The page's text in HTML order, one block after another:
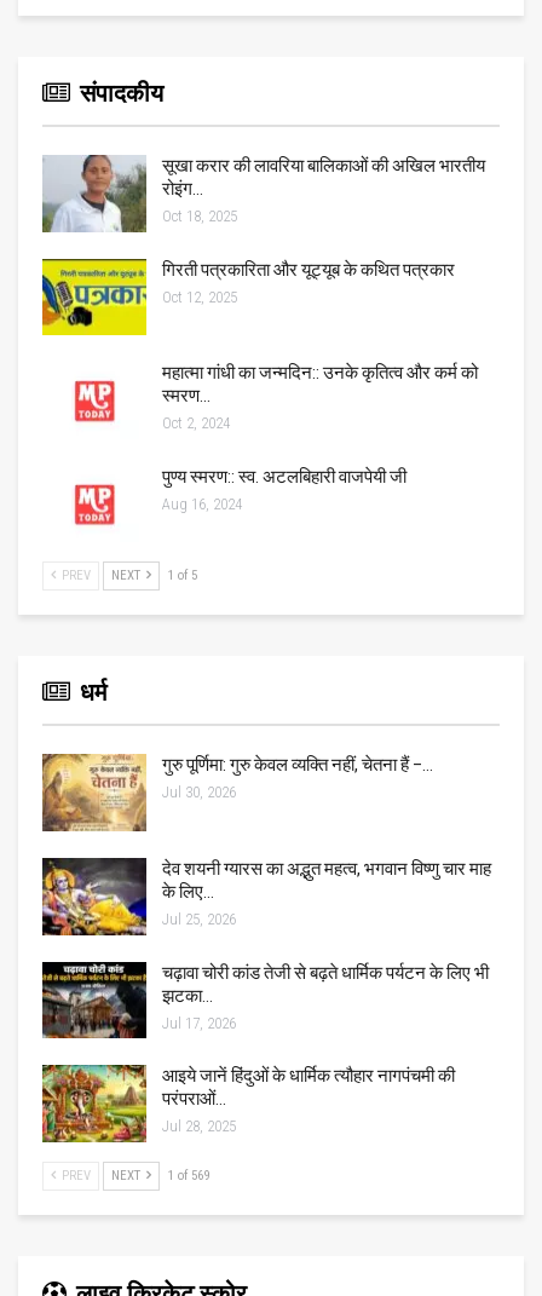
संपादकीय
सूखा करार की लावरिया बालिकाओं की अखिल भारतीय
रोइंग…
Oct 18, 2025
गिरती पत्रकारिता और यूट्यूब के कथित पत्रकार
Oct 12, 2025
महात्मा गांधी का जन्मदिन:: उनके कृतित्व और कर्म को
स्मरण…
Oct 2, 2024
पुण्य स्मरण:: स्व. अटलबिहारी वाजपेयी जी
Aug 16, 2024
PREV NEXT 1 of 5
धर्म
गुरु पूर्णिमा: गुरु केवल व्यक्ति नहीं, चेतना हैं –…
Jul 30, 2026
देव शयनी ग्यारस का अद्भुत महत्व, भगवान विष्णु चार माह
के लिए…
Jul 25, 2026
चढ़ावा चोरी कांड तेजी से बढ़ते धार्मिक पर्यटन के लिए भी
झटका…
Jul 17, 2026
आइये जानें हिंदुओं के धार्मिक त्यौहार नागपंचमी की
परंपराओं…
Jul 28, 2025
PREV NEXT 1 of 569